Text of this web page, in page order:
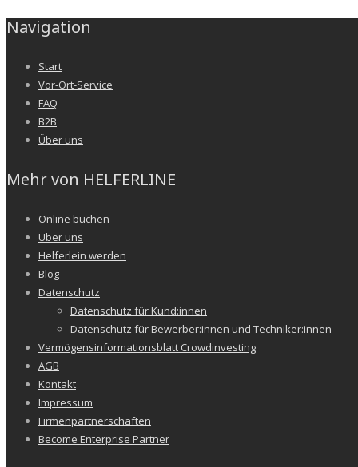
Navigation
Start
Vor-Ort-Service
FAQ
B2B
Über uns
Mehr von HELFERLINE
Online buchen
Über uns
Helferlein werden
Blog
Datenschutz
Datenschutz für Kund:innen
Datenschutz für Bewerber:innen und Techniker:innen
Vermögensinformationsblatt Crowdinvesting
AGB
Kontakt
Impressum
Firmenpartnerschaften
Become Enterprise Partner